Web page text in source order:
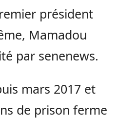
président
Mamadou
par senenews.
mars 2017 et
de prison ferme